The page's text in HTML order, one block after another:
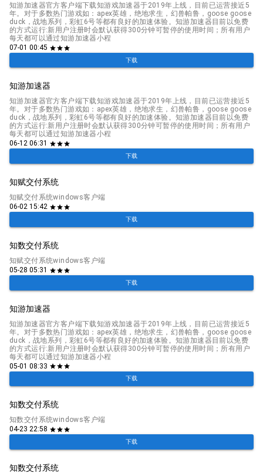
知游加速器官方客户端下载知游戏加速器于2019年上线，目前已运营接近5
年。对于多数热门游戏如：apex英雄，绝地求生，幻兽帕鲁，goose goose
duck，战地系列，彩虹6号等都有良好的加速体验。知游加速器目前以免费
的方式运行:新用户注册时会默认获得300分钟可暂停的使用时间；所有用户
每天都可以通过知游加速器小程
07-01 00:45 starstarstar
下载
知游加速器
知游加速器官方客户端下载知游戏加速器于2019年上线，目前已运营接近5
年。对于多数热门游戏如：apex英雄，绝地求生，幻兽帕鲁，goose goose
duck，战地系列，彩虹6号等都有良好的加速体验。知游加速器目前以免费
的方式运行:新用户注册时会默认获得300分钟可暂停的使用时间；所有用户
每天都可以通过知游加速器小程
06-12 06:31 starstarstar
下载
知赋交付系统
知赋交付系统windows客户端
06-02 15:42 starstarstar
下载
知数交付系统
知赋交付系统windows客户端
05-28 05:31 starstarstar
下载
知游加速器
知游加速器官方客户端下载知游戏加速器于2019年上线，目前已运营接近5
年。对于多数热门游戏如：apex英雄，绝地求生，幻兽帕鲁，goose goose
duck，战地系列，彩虹6号等都有良好的加速体验。知游加速器目前以免费
的方式运行:新用户注册时会默认获得300分钟可暂停的使用时间；所有用户
每天都可以通过知游加速器小程
05-01 08:33 starstarstar
下载
知数交付系统
知数交付系统windows客户端
04-23 22:58 starstarstar
下载
知数交付系统